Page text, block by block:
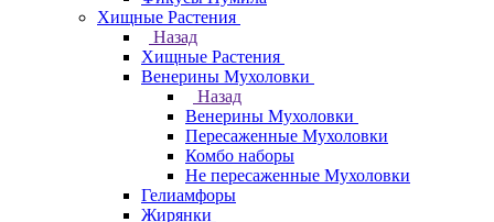
Хищные Растения
Назад
Хищные Растения
Венерины Мухоловки
Назад
Венерины Мухоловки
Пересаженные Мухоловки
Комбо наборы
Не пересаженные Мухоловки
Гелиамфоры
Жирянки